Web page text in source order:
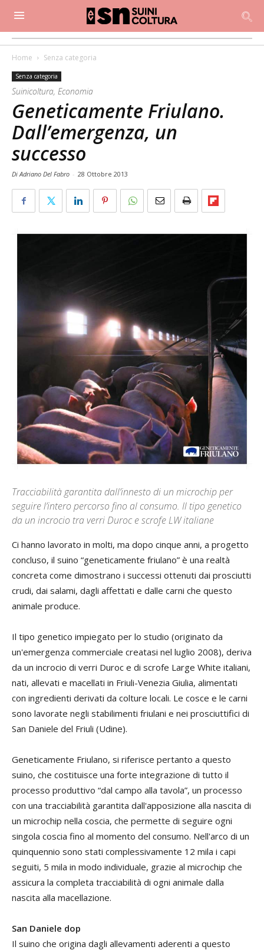
Home Senza categoria
Senza categoria
Suinicoltura, Economia
Geneticamente Friulano.
Dall’emergenza, un
successo
Di Adriano Del Fabro - 28 Ottobre 2013
Tracciabilità garantita dall’innesto di un microchip per
seguire l’intero percorso fino al consumo. Il tipo genetico
da un incrocio tra verri Duroc e scrofe LW italiane
Ci hanno lavorato in molti, ma dopo cinque anni, a progetto
concluso, il suino “geneticamente friulano” è una realtà
concreta come dimostrano i successi ottenuti dai prosciutti
crudi, dai salami, dagli affettati e dalle carni che questo
animale produce.
Il tipo genetico impiegato per lo studio (originato da
un'emergenza commerciale creatasi nel luglio 2008), deriva
da un incrocio di verri Duroc e di scrofe Large White italiani,
nati, allevati e macellati in Friuli-Venezia Giulia, alimentati
con ingredienti derivati da colture locali. Le cosce e le carni
sono lavorate negli stabilimenti friulani e nei prosciuttifici di
San Daniele del Friuli (Udine).
Geneticamente Friulano, si riferisce pertanto a questo
suino, che costituisce una forte integrazione di tutto il
processo produttivo “dal campo alla tavola”, un processo
con una tracciabilità garantita dall'apposizione alla nascita di
un microchip nella coscia, che permette di seguire ogni
singola coscia fino al momento del consumo. Nell'arco di un
quinquennio sono stati complessivamente 12 mila i capi
seguiti, 5 mila in modo individuale, grazie al microchip che
assicura la completa tracciabilità di ogni animale dalla
nascita alla macellazione.
San Daniele dop
Il suino che origina dagli allevamenti aderenti a questo